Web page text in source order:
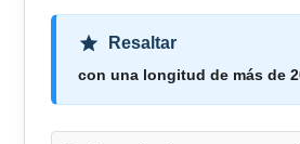
Resaltar
con una longitud de más de